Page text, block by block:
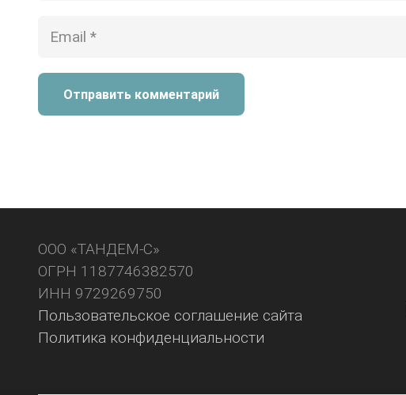
Отправить комментарий
ООО «ТАНДЕМ-С»
ОГРН 1187746382570
ИНН 9729269750
Пользовательское соглашение сайта
Политика конфиденциальности